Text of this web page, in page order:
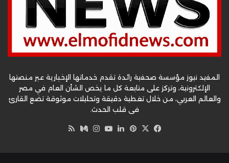
المفيد نيوز مؤسسة صحفية رائدة تقدم خدماتها الإخبارية عبر منصتها
الإلكترونية، وتركز على متابعة كل ما يخص الشأن العام في مصر
والعالم العربي، من خلال تغطية دقيقة وتحليلات موثوقة تضع القارئ
في قلب الحدث.
فيسبوك
‫X بينتيريست
لينكدإن‫YouTube
انستقرام
وسط